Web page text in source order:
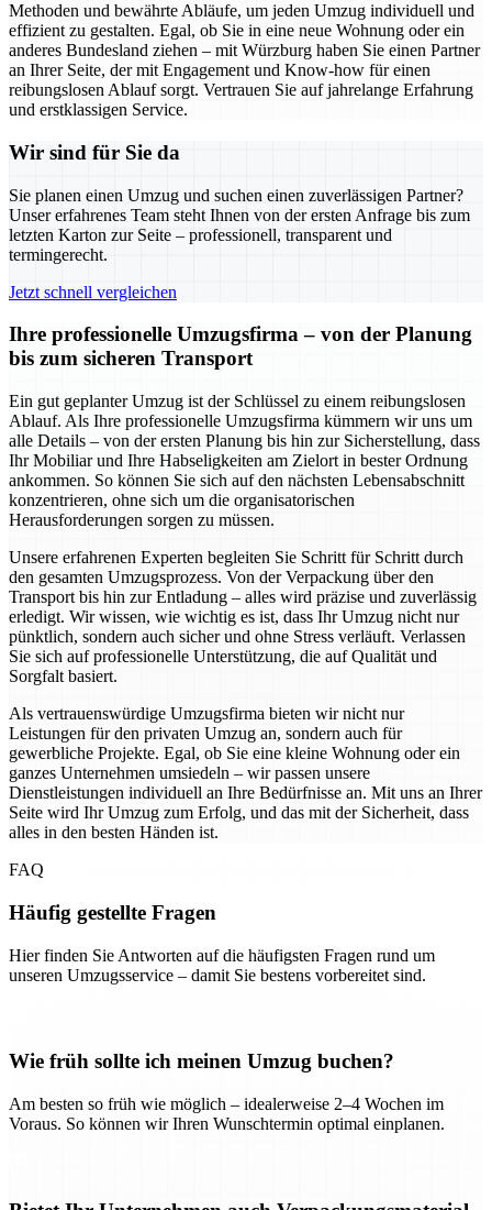
Methoden und bewährte Abläufe, um jeden Umzug individuell und
effizient zu gestalten. Egal, ob Sie in eine neue Wohnung oder ein
anderes Bundesland ziehen – mit Würzburg haben Sie einen Partner
an Ihrer Seite, der mit Engagement und Know-how für einen
reibungslosen Ablauf sorgt. Vertrauen Sie auf jahrelange Erfahrung
und erstklassigen Service.
Wir sind für Sie da
Sie planen einen Umzug und suchen einen zuverlässigen Partner?
Unser erfahrenes Team steht Ihnen von der ersten Anfrage bis zum
letzten Karton zur Seite – professionell, transparent und
termingerecht.
Jetzt schnell vergleichen
Ihre professionelle Umzugsfirma – von der Planung
bis zum sicheren Transport
Ein gut geplanter Umzug ist der Schlüssel zu einem reibungslosen
Ablauf. Als Ihre professionelle Umzugsfirma kümmern wir uns um
alle Details – von der ersten Planung bis hin zur Sicherstellung, dass
Ihr Mobiliar und Ihre Habseligkeiten am Zielort in bester Ordnung
ankommen. So können Sie sich auf den nächsten Lebensabschnitt
konzentrieren, ohne sich um die organisatorischen
Herausforderungen sorgen zu müssen.
Unsere erfahrenen Experten begleiten Sie Schritt für Schritt durch
den gesamten Umzugsprozess. Von der Verpackung über den
Transport bis hin zur Entladung – alles wird präzise und zuverlässig
erledigt. Wir wissen, wie wichtig es ist, dass Ihr Umzug nicht nur
pünktlich, sondern auch sicher und ohne Stress verläuft. Verlassen
Sie sich auf professionelle Unterstützung, die auf Qualität und
Sorgfalt basiert.
Als vertrauenswürdige Umzugsfirma bieten wir nicht nur
Leistungen für den privaten Umzug an, sondern auch für
gewerbliche Projekte. Egal, ob Sie eine kleine Wohnung oder ein
ganzes Unternehmen umsiedeln – wir passen unsere
Dienstleistungen individuell an Ihre Bedürfnisse an. Mit uns an Ihrer
Seite wird Ihr Umzug zum Erfolg, und das mit der Sicherheit, dass
alles in den besten Händen ist.
FAQ
Häufig gestellte Fragen
Hier finden Sie Antworten auf die häufigsten Fragen rund um
unseren Umzugsservice – damit Sie bestens vorbereitet sind.
Wie früh sollte ich meinen Umzug buchen?
Am besten so früh wie möglich – idealerweise 2–4 Wochen im
Voraus. So können wir Ihren Wunschtermin optimal einplanen.